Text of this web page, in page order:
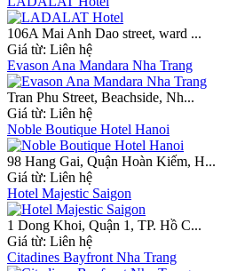
106A Mai Anh Dao street, ward ...
Giá từ: Liên hệ
Evason Ana Mandara Nha Trang
Tran Phu Street, Beachside, Nh...
Giá từ: Liên hệ
Noble Boutique Hotel Hanoi
98 Hang Gai, Quận Hoàn Kiếm, H...
Giá từ: Liên hệ
Hotel Majestic Saigon
1 Dong Khoi, Quận 1, TP. Hồ C...
Giá từ: Liên hệ
Citadines Bayfront Nha Trang